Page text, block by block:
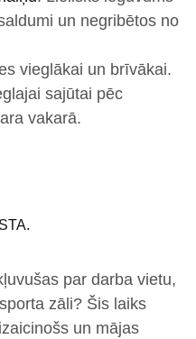
un negribētos no
vieglākai un brīvākai.
sajūtai pēc
vakarā.
par darba vietu,
zāli? Šis laiks
un mājas